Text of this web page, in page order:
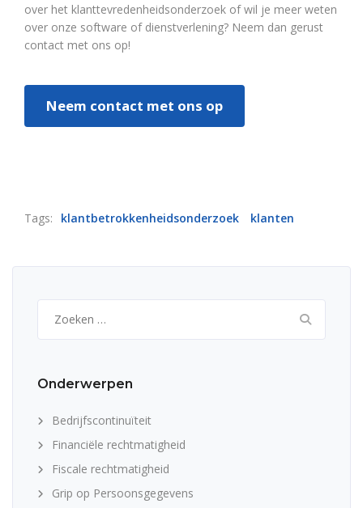
over het klanttevredenheidsonderzoek of wil je meer weten
over onze software of dienstverlening? Neem dan gerust
contact met ons op!
Neem contact met ons op
Tags: klantbetrokkenheidsonderzoek klanten
naar:
Onderwerpen
Bedrijfscontinuïteit
Financiële rechtmatigheid
Fiscale rechtmatigheid
Grip op Persoonsgegevens